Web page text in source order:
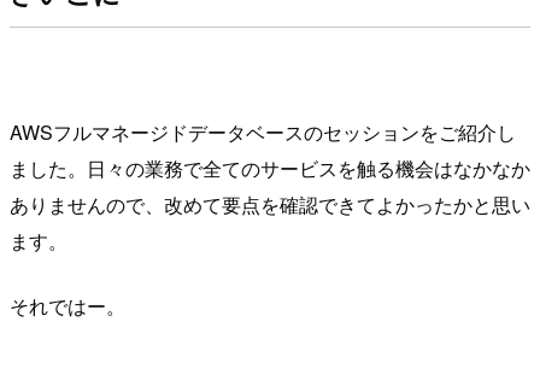
AWSフルマネージドデータベースのセッションをご紹介し
ました。日々の業務で全てのサービスを触る機会はなかなか
ありませんので、改めて要点を確認できてよかったかと思い
ます。
それではー。